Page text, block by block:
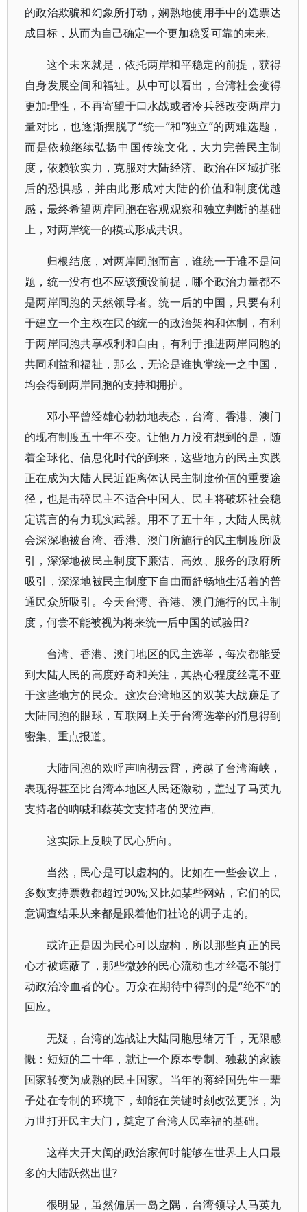
的政治欺骗和幻象所打动，娴熟地使用手中的选票达
成目标，从而为自己确定一个更加稳妥可靠的未来。
这个未来就是，依托两岸和平稳定的前提，获得
自身发展空间和福祉。从中可以看出，台湾社会变得
更加理性，不再寄望于口水战或者冷兵器改变两岸力
量对比，也逐渐摆脱了“统一”和“独立”的两难选题，
而是依赖继续弘扬中国传统文化，大力完善民主制
度，依赖软实力，克服对大陆经济、政治在区域扩张
后的恐惧感，并由此形成对大陆的价值和制度优越
感，最终希望两岸同胞在客观观察和独立判断的基础
上，对两岸统一的模式形成共识。
归根结底，对两岸同胞而言，谁统一于谁不是问
题，统一没有也不应该预设前提，哪个政治力量都不
是两岸同胞的天然领导者。统一后的中国，只要有利
于建立一个主权在民的统一的政治架构和体制，有利
于两岸同胞共享权利和自由，有利于推进两岸同胞的
共同利益和福祉，那么，无论是谁执掌统一之中国，
均会得到两岸同胞的支持和拥护。
邓小平曾经雄心勃勃地表态，台湾、香港、澳门
的现有制度五十年不变。让他万万没有想到的是，随
着全球化、信息化时代的到来，这些地方的民主实践
正在成为大陆人民近距离体认民主制度价值的重要途
径，也是击碎民主不适合中国人、民主将破坏社会稳
定谎言的有力现实武器。用不了五十年，大陆人民就
会深深地被台湾、香港、澳门所施行的民主制度所吸
引，深深地被民主制度下廉洁、高效、服务的政府所
吸引，深深地被民主制度下自由而舒畅地生活着的普
通民众所吸引。今天台湾、香港、澳门施行的民主制
度，何尝不能被视为将来统一后中国的试验田?
台湾、香港、澳门地区的民主选举，每次都能受
到大陆人民的高度好奇和关注，其热心程度丝毫不亚
于这些地方的民众。这次台湾地区的双英大战赚足了
大陆同胞的眼球，互联网上关于台湾选举的消息得到
密集、重点报道。
大陆同胞的欢呼声响彻云霄，跨越了台湾海峡，
表现得甚至比台湾本地区人民还激动，盖过了马英九
支持者的呐喊和蔡英文支持者的哭泣声。
这实际上反映了民心所向。
当然，民心是可以虚构的。比如在一些会议上，
多数支持票数都超过90%;又比如某些网站，它们的民
意调查结果从来都是跟着他们社论的调子走的。
或许正是因为民心可以虚构，所以那些真正的民
心才被遮蔽了，那些微妙的民心流动也才丝毫不能打
动政治冷血者的心。万众在期待中得到的是“绝不”的
回应。
无疑，台湾的选战让大陆同胞思绪万千，无限感
慨：短短的二十年，就让一个原本专制、独裁的家族
国家转变为成熟的民主国家。当年的蒋经国先生一辈
子处在专制的环境下，却能在关键时刻改弦更张，为
万世打开民主大门，奠定了台湾人民幸福的基础。
这样大开大阖的政治家何时能够在世界上人口最
多的大陆跃然出世?
很明显，虽然偏居一岛之隅，台湾领导人马英九